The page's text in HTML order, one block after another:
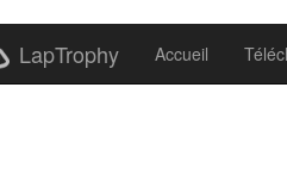
HTTP_ACCEPT_LANGUAGE in
LapTrophy Accueil